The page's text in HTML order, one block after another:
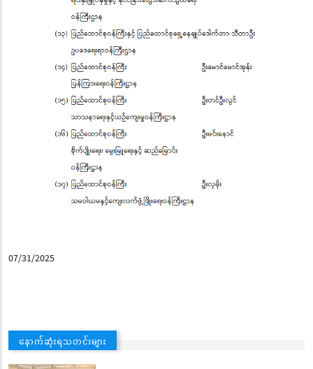
07/31/2025
နောက်ဆုံးရသတင်းများ